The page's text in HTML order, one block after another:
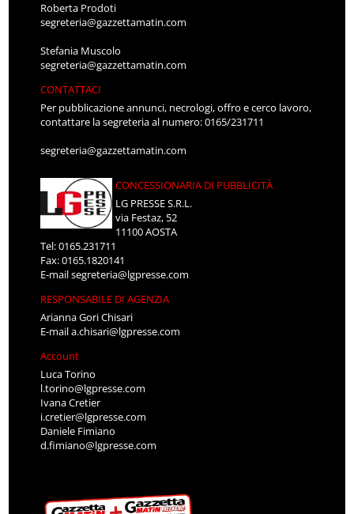
Roberta Prodoti
segreteria@gazzettamatin.com
Stefania Muscolo
segreteria@gazzettamatin.com
CONTATTACI
Per pubblicazione annunci, necrologi, offro e cerco lavoro,
contattare la segreteria al numero: 0165/231711
segreteria@gazzettamatin.com
CONCESSIONARIA DI PUBBLICITÀ
LG PRESSE S.R.L.
via Festaz, 52
11100 AOSTA
Tel: 0165.231711
Fax: 0165.1820141
E-mailsegreteria@lgpresse.com
RESPONSABILE DI AGENZIA
Arianna Gori Chisari
E-maila.chisari@lgpresse.com
Account
Luca Torino
l.torino@lgpresse.com
Ivana Cretier
i.cretier@lgpresse.com
Daniele Fimiano
d.fimiano@lgpresse.com